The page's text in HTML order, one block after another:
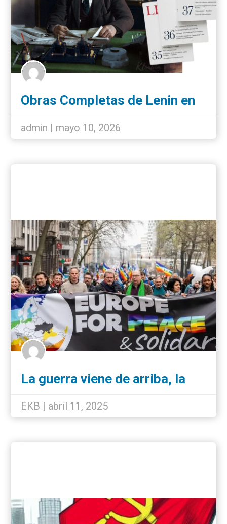
Obras Completas de Lenin en
de 55 tomos
admin | mayo 10, 2026
La guerra viene de arriba, la
EKB | abril 11, 2025